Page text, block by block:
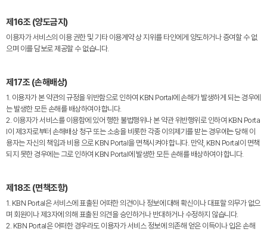
제16조 (양도금지)
이용자가 서비스의 이용 권한 및 기타 이용계약 상 지위를 타인에게 양도하거나 증여할 수 없
으며 이를 담보로 제공할 수 없습니다.
제17조 (손해배상)
1. 이용자가 본 약관의 규정을 위반함으로 인하여 KBN Portal에 손해가 발생하게 되는 경우에
는 발생한 모든 손해를 배상하여야 합니다.
2. 이용자가 서비스를 이용함에 있어 행한 불법행위나 본 약관 위반행위로 인하여 KBN Porta
l이 제3자로부터 손해배상 청구 또는 소송을 비롯한 각종 이의제기를 받는 경우에는 당해 이
용자는 자신의 책임과 비용 으로 KBN Portal을 면책시켜야 합니다. 만약, KBN Portal이 면책
되지 못한 경우에는 그로 인하여 KBN Portal에 발생한 모든 손해를 배상하여야 합니다.
제18조 (면책조항)
1. KBN Portal은 서비스에 표출된 어떠한 의견이나 정보에 대해 확신이나 대표할 의무가 없으
며 회원이나 제3자에 의해 표출된 의견을 승인하거나 반대하거나 수정하지 않습니다.
2. KBN Portal은 어떠한 경우라도 이용자가 서비스 정보에 의존해 얻은 이득이나 입은 손해